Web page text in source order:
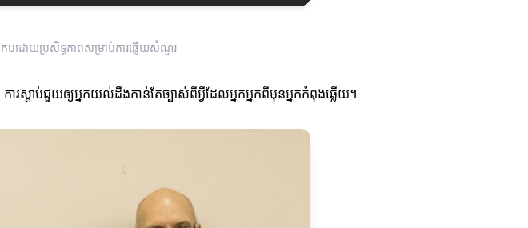
បដោយប្រសិទ្ធភាពសម្រាប់ការឆ្លើយសំណួរ
ស្តាប់ជួយឲ្យអ្នកយល់ដឹងកាន់តែច្បាស់ពីអ្វីដែលអ្នកអ្នកពីមុនអ្នកកំពុងឆ្លើយ។